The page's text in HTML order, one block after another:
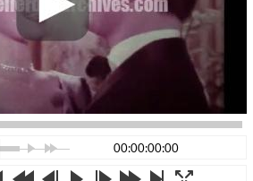
00:00:00:00